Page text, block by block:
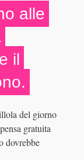
alle
il
del giorno
gratuita
dovrebbe